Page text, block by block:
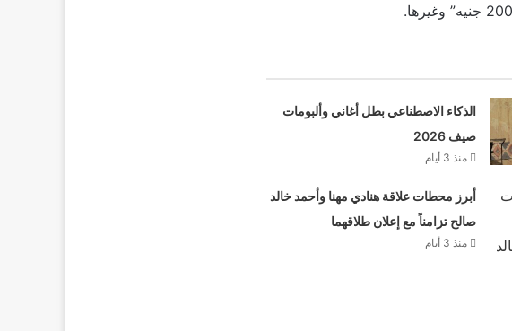
الذكاء الاصطناعي بطل أغاني وألبومات
صيف 2026
منذ 3 أيام
أبرز محطات علاقة هنادي مهنا وأحمد خالد
صالح تزامناً مع إعلان طلاقهما
منذ 3 أيام